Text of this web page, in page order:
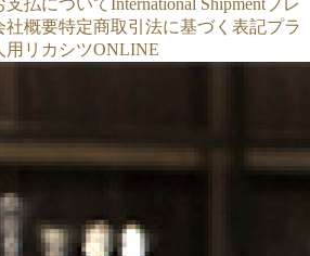
払について International Shipmentプレ
社概要特定商取引法に基づく表記プラ
用リカシツONLINE